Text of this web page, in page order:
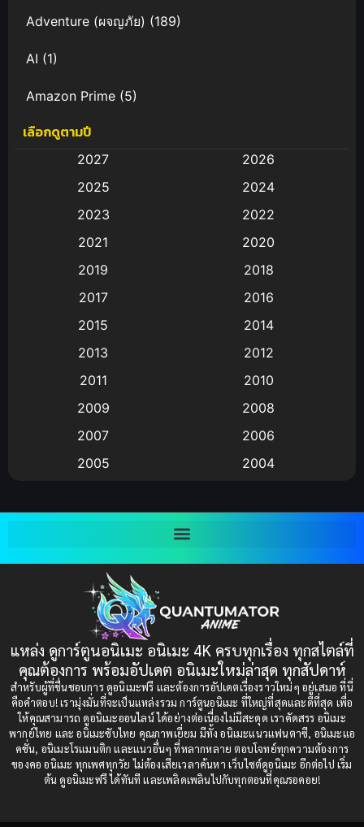
Adventure (ผจญภัย) (189)
AI (1)
Amazon Prime (5)
Anal (ประตูหลัง)
Animation การ์ตูน
Animation อนิเมะ
Animation แอนิเมชัน
(9)
Big tits (นมใหญ่)
Bitch (ผู้หญิงร่าน)
Bondage (ทาส)(1)
(1)
Censored (เซ็นเซอร์)(19)
Comedy (ตลก)(235)
Comedy (ตลก)(85)
Comic Book การ์ตูน(1)
เลือกดูตามปี
2027
2026
2025
2024
2023
2022
2021
2020
2019
2018
2017
2016
2015
2014
2013
2012
2011
2010
2009
2008
2007
2006
2005
2004
2001
2000
1997
1993
1991
1989
1988
1987
1985
1984
1983
1982
1981
1980
1979
แหล่ง ดูการ์ตูนอนิเมะ อนิเมะ 4K ครบทุกเรื่อง ทุกสไตล์ที่
คุณต้องการ พร้อมอัปเดต อนิเมะใหม่ล่าสุด ทุกสัปดาห์
สำหรับผู้ที่ชื่นชอบการ ดูอนิเมะฟรี และต้องการอัปเดตเรื่องราวใหม่ๆ อยู่เสมอ ที่นี่
คือคำตอบ! เรามุ่งมั่นที่จะเป็นแหล่งรวม การ์ตูนอนิเมะ ที่ใหญ่ที่สุดและดีที่สุด เพื่อ
ให้คุณสามารถ ดูอนิเมะออนไลน์ ได้อย่างต่อเนื่องไม่มีสะดุด เราคัดสรร อนิเมะ
พากย์ไทย และ อนิเมะซับไทย คุณภาพเยี่ยม มีทั้ง อนิเมะแนวแฟนตาซี, อนิเมะแอ
คชั่น, อนิเมะโรแมนติก และแนวอื่นๆ ที่หลากหลาย ตอบโจทย์ทุกความต้องการ
ของคอ อนิเมะ ทุกเพศทุกวัย ไม่ต้องเสียเวลาค้นหา เว็บไซต์ดูอนิเมะ อีกต่อไป เริ่ม
ต้น ดูอนิเมะฟรี ได้ทันที และเพลิดเพลินไปกับทุกตอนที่คุณรอคอย!